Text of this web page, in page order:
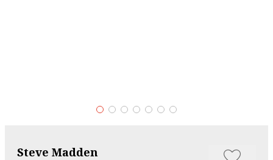
Steve Madden